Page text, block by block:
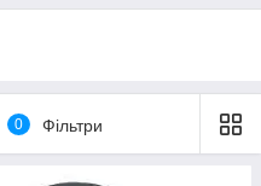
0 Фільтри